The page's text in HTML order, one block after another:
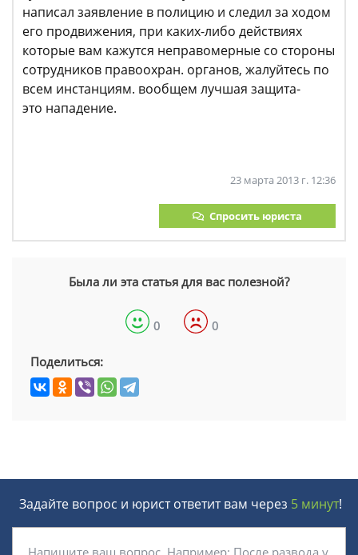
написал заявление в полицию и следил за ходом
его продвижения, при каких-либо действиях
которые вам кажутся неправомерные со стороны
сотрудников правоохран. органов, жалуйтесь по
всем инстанциям. вообщем лучшая защита-
это нападение.
23 марта 2013 г. 12:36
Спросить юриста
Была ли эта статья для вас полезной?
0 0
Поделиться:
Задайте вопрос и юрист ответит вам через 5 минут!